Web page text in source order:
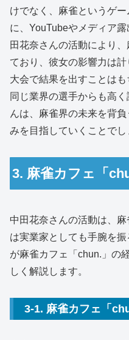
けでなく、麻雀というゲ
に、YouTubeやメディア
田花奈さんの活動により
ており、彼女の影響力は
大会で結果を出すことは
同じ業界の選手からも高
んは、麻雀界の未来を背
みを目指していくことでし
3. 麻雀カフェ「
中田花奈さんの活動は、
は実業家としても手腕を
が麻雀カフェ「chun.」の
しく解説します。
3-1. 麻雀カフェ「